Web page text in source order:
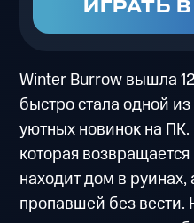
ИГРАТЬ
Winter Burrow вышла
быстро стала одной
уютных новинок на
которая
находит дом в
пропавшей без вести.